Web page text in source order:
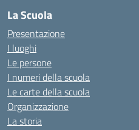
La Scuola
Presentazione
I luoghi
Le persone
I numeri della scuola
Le carte della scuola
Organizzazione
La storia